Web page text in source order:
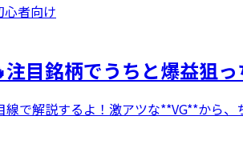
心者向け
目銘柄でうちと爆益狙っ
で解説するよ！激アツな**VG**から